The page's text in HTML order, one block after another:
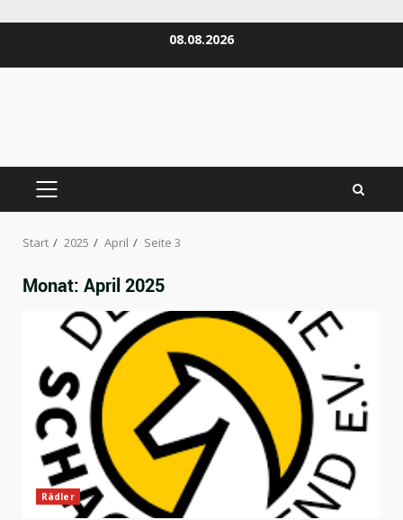
08.08.2026
PRIMÄRES
Start 2025 April Seite 3
Monat: April 2025
Rädler